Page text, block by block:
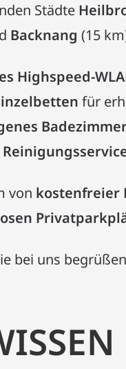
Städte
Backnang (15
Highspeed-
für
von kostenfreier
bei uns